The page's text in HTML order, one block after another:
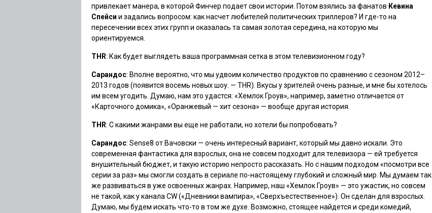
привлекает манера, в которой Финчер подает свои истории. Потом взялись за фанатов Кевина
Спейси и задались вопросом: как насчет любителей политических триллеров? И где-то на
пересечении всех этих групп и оказалась та самая золотая середина, на которую мы
ориентируемся.
THR: Как будет выглядеть ваша программная сетка в этом телевизионном году?
Сарандос: Вполне вероятно, что мы удвоим количество продуктов по сравнению с сезоном 2012–
2013 годов (появится восемь новых шоу. — THR). Вкусы у зрителей очень разные, и мне бы хотелось
им всем угодить. Думаю, нам это удастся: «Хемлок Гроув», например, заметно отличается от
«Карточного домика», «Оранжевый — хит сезона» — вообще другая история.
THR: С какими жанрами вы еще не работали, но хотели бы попробовать?
Сарандос: Sense8 от Вачовски — очень интересный вариант, который мы давно искали. Это
современная фантастика для взрослых, она не совсем подходит для телевизора — ей требуется
внушительный бюджет, и такую историю непросто рассказать. Но с нашим подходом «посмотри все
серии за раз» мы смогли создать в сериале по-настоящему глубокий и сложный мир. Мы думаем так
же развиваться в уже освоенных жанрах. Например, наш «Хемлок Гроув» — это ужастик, но совсем
не такой, как у канала CW («Дневники вампира», «Сверхъестественное»). Он сделан для взрослых.
Думаю, мы будем искать что-то в том же духе. Возможно, стоящее найдется и среди комедий,